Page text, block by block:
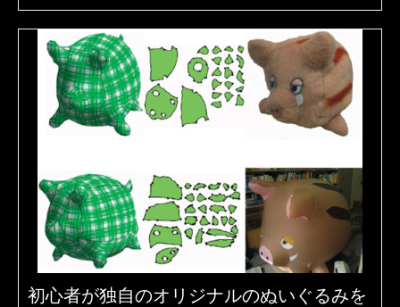
初心者が独自のオリジナルのぬいぐるみを